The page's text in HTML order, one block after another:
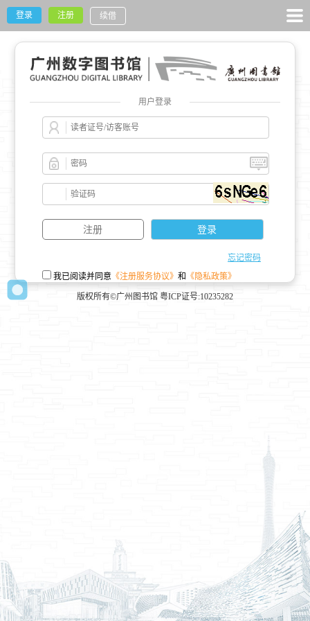
用户登录
忘记密码
我已阅读并同意《注册服务协议》 和 《隐私政策》
登录 注册 续借
版权所有©广州图书馆 粤ICP证号:10235282